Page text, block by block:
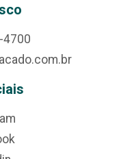
4700